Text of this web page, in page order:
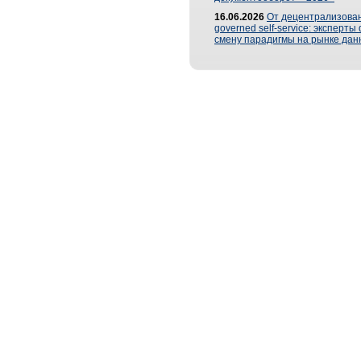
16.06.2026 От
governed self-service: эксперты
смену парадигмы на рынке